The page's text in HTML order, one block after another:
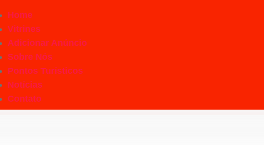
Home
Vitrines
Adicionar Anúncio
Sobre Nós
Pontos Turísticos
Notícias
Contato